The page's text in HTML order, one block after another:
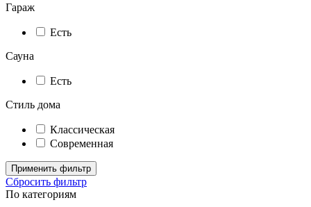
Гараж
Есть
Сауна
Есть
Стиль дома
Классическая
Современная
Применить фильтр
Сбросить фильтр
По категориям